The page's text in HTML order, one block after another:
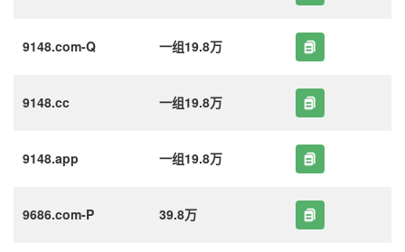
9148.com-Q 一组19.8万
9148.cc 一组19.8万
9148.app 一组19.8万
9686.com-P 39.8万